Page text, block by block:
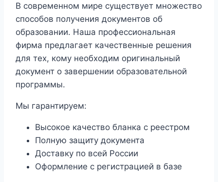
В современном мире существует множество
способов получения документов об
образовании. Наша профессиональная
фирма предлагает качественные решения
для тех, кому необходим оригинальный
документ о завершении образовательной
программы.
Мы гарантируем:
Высокое качество бланка с реестром
Полную защиту документа
Доставку по всей России
Оформление с регистрацией в базе